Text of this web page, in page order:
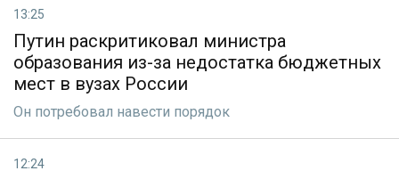
13:25
Путин раскритиковал министра
образования из-за недостатка бюджетных
мест в вузах России
Он потребовал навести порядок
12:24